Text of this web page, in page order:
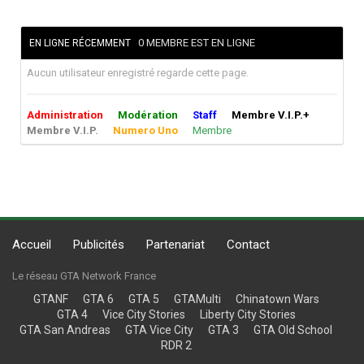
EN LIGNE RÉCEMMENT 0 MEMBRE EST EN LIGNE
Aucun utilisateur enregistré regarde cette page.
Administration Modération Staff
Membre V.I.P.+
Membre V.I.P.
Numero Uno Membre
Accueil Publicités Partenariat Contact
Le réseau GTA Network France
GTANF GTA 6 GTA 5 GTAMulti
Chinatown Wars
GTA 4
Vice City Stories
Liberty City Stories
GTA San Andreas
GTA Vice City GTA 3
GTA Old School
RDR 2